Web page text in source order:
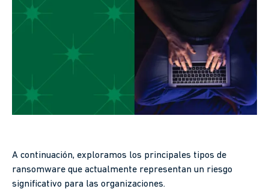
A continuación, exploramos los principales tipos de
ransomware que actualmente representan un riesgo
significativo para las organizaciones.